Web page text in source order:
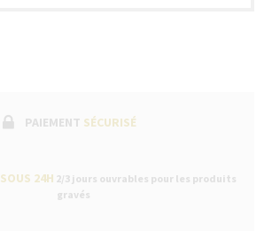
PAIEMENT SÉCURISÉ
SOUS 24H 2/3 jours ouvrables pour les produits
gravés